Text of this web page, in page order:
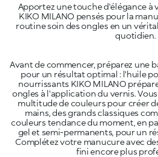
Apportez une touche d'élégance à
KIKO MILANO pensés pour la
routine soin des ongles en un
Avant de commencer, préparez une
pour un résultat optimal : l'huile
nourrissants KIKO MILANO
ongles à l'application du vernis.
multitude de couleurs pour créer
mains, des grands classiques
couleurs tendance du moment, en
gel et semi-permanents, pour un
Complétez votre manucure avec
fini encore plus